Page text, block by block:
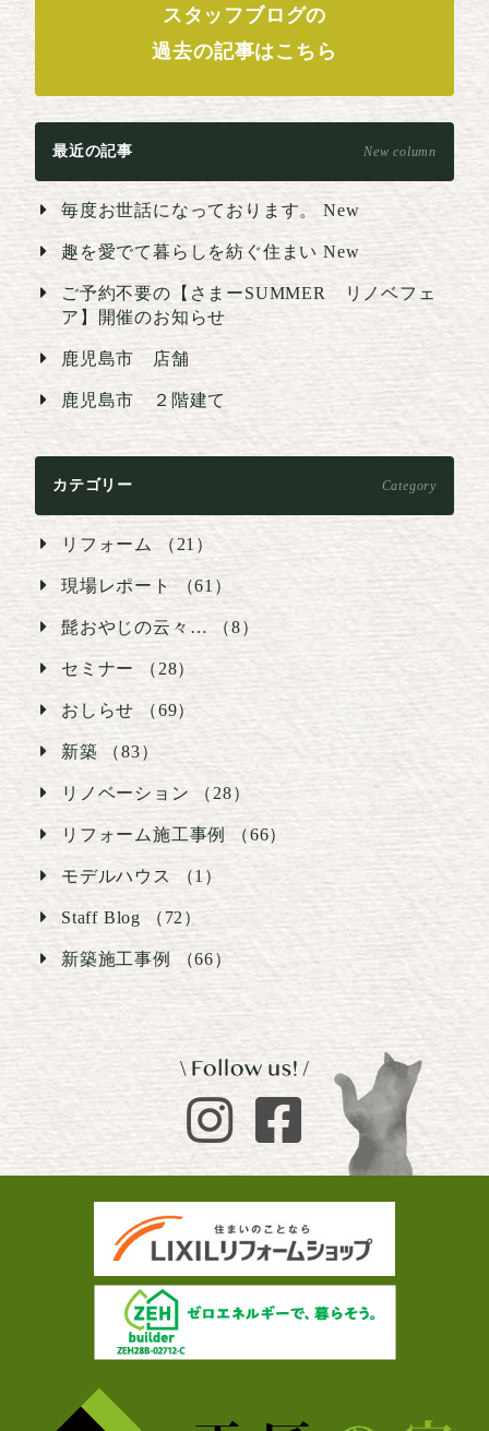
スタッフブログの
過去の記事はこちら
最近の記事 New column
毎度お世話になっております。New
趣を愛でて暮らしを紡ぐ住まいNew
ご予約不要の【さまーSUMMER リノベフェ
ア】開催のお知らせ
鹿児島市 店舗
鹿児島市 ２階建て
カテゴリー Category
リフォーム （21）
現場レポート （61）
髭おやじの云々… （8）
セミナー （28）
おしらせ （69）
新築 （83）
リノベーション （28）
リフォーム施工事例 （66）
モデルハウス （1）
Staff Blog （72）
新築施工事例 （66）